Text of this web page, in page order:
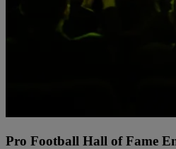
Pro Football Hall of Fame